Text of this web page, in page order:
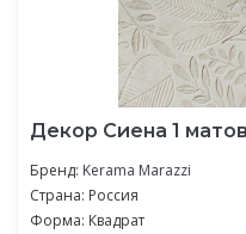
Декор Сиена 1
Бренд: Kerama Marazzi
Страна: Россия
Форма: Квадрат